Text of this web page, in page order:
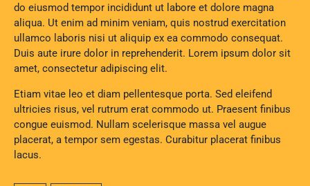
do eiusmod tempor incididunt ut labore et dolore magna
aliqua. Ut enim ad minim veniam, quis nostrud exercitation
ullamco laboris nisi ut aliquip ex ea commodo consequat.
Duis aute irure dolor in reprehenderit. Lorem ipsum dolor sit
amet, consectetur adipiscing elit.
Etiam vitae leo et diam pellentesque porta. Sed eleifend
ultricies risus, vel rutrum erat commodo ut. Praesent finibus
congue euismod. Nullam scelerisque massa vel augue
placerat, a tempor sem egestas. Curabitur placerat finibus
lacus.